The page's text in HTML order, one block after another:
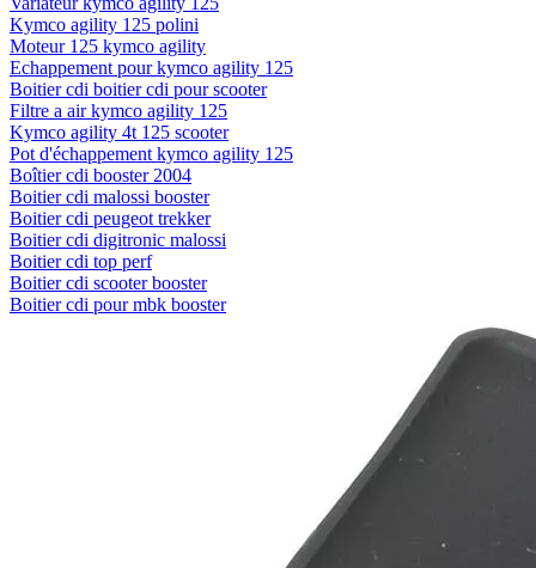
Kymco agility 125 polini
Moteur 125 kymco agility
Echappement pour kymco agility 125
Boitier cdi boitier cdi pour scooter
Filtre a air kymco agility 125
Kymco agility 4t 125 scooter
Pot d'échappement kymco agility 125
Boîtier cdi booster 2004
Boitier cdi malossi booster
Boitier cdi peugeot trekker
Boitier cdi digitronic malossi
Boitier cdi top perf
Boitier cdi scooter booster
Boitier cdi pour mbk booster